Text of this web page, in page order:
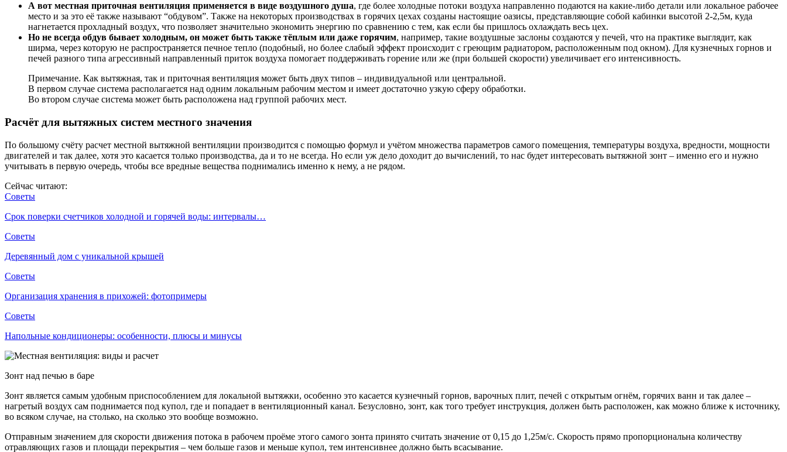
А вот местная приточная вентиляция применяется в виде воздушного душа, где более холодные потоки воздуха направленно подаются на какие-либо детали или локальное рабочее
место и за это её также называют “обдувом”. Также на некоторых производствах в горячих цехах созданы настоящие оазисы, представляющие собой кабинки высотой 2-2,5м, куда
нагнетается прохладный воздух, что позволяет значительно экономить энергию по сравнению с тем, как если бы пришлось охлаждать весь цех.
Но не всегда обдув бывает холодным, он может быть также тёплым или даже горячим, например, такие воздушные заслоны создаются у печей, что на практике выглядит, как
ширма, через которую не распространяется печное тепло (подобный, но более слабый эффект происходит с греющим радиатором, расположенным под окном). Для кузнечных горнов и
печей разного типа агрессивный направленный приток воздуха помогает поддерживать горение или же (при большей скорости) увеличивает его интенсивность.
Примечание. Как вытяжная, так и приточная вентиляция может быть двух типов – индивидуальной или центральной.
В первом случае система располагается над одним локальным рабочим местом и имеет достаточно узкую сферу обработки.
Во втором случае система может быть расположена над группой рабочих мест.
Расчёт для вытяжных систем местного значения
По большому счёту расчет местной вытяжной вентиляции производится с помощью формул и учётом множества параметров самого помещения, температуры воздуха, вредности, мощности
двигателей и так далее, хотя это касается только производства, да и то не всегда. Но если уж дело доходит до вычислений, то нас будет интересовать вытяжной зонт – именно его и нужно
учитывать в первую очередь, чтобы все вредные вещества поднимались именно к нему, а не рядом.
Сейчас читают:
Советы
Срок поверки счетчиков холодной и горячей воды: интервалы…
Советы
Деревянный дом с уникальной крышей
Советы
Организация хранения в прихожей: фотопримеры
Советы
Напольные кондиционеры: особенности, плюсы и минусы
Зонт над печью в баре
Зонт является самым удобным приспособлением для локальной вытяжки, особенно это касается кузнечный горнов, варочных плит, печей с открытым огнём, горячих ванн и так далее –
нагретый воздух сам поднимается под купол, где и попадает в вентиляционный канал. Безусловно, зонт, как того требует инструкция, должен быть расположен, как можно ближе к источнику,
во всяком случае, на столько, на сколько это вообще возможно.
Отправным значением для скорости движения потока в рабочем проёме этого самого зонта принято считать значение от 0,15 до 1,25м/с. Скорость прямо пропорциональна количеству
отравляющих газов и площади перекрытия – чем больше газов и меньше купол, тем интенсивнее должно быть всасывание.